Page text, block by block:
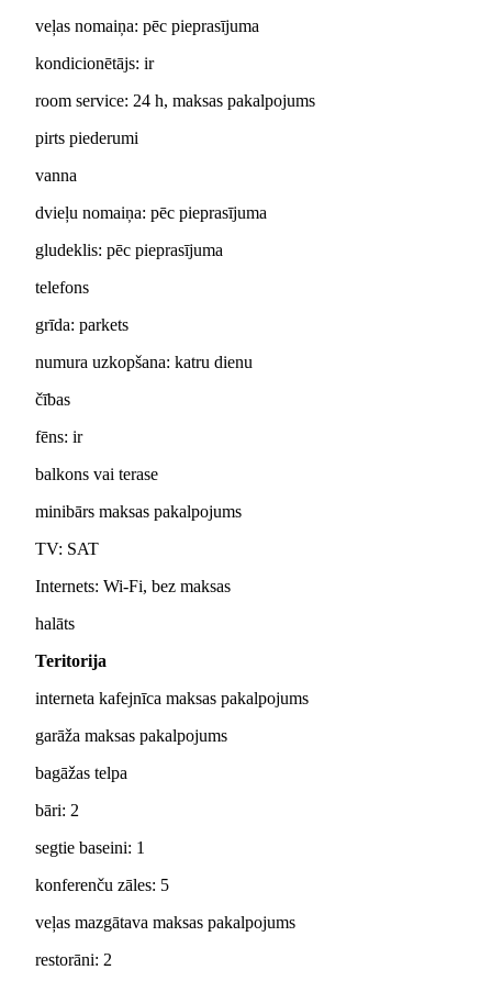
veļas nomaiņa: pēc pieprasījuma
kondicionētājs: ir
room service: 24 h, maksas pakalpojums
pirts piederumi
vanna
dvieļu nomaiņa: pēc pieprasījuma
gludeklis: pēc pieprasījuma
telefons
grīda: parkets
numura uzkopšana: katru dienu
čības
fēns: ir
balkons vai terase
minibārs maksas pakalpojums
TV: SAT
Internets: Wi-Fi, bez maksas
halāts
Teritorija
interneta kafejnīca maksas pakalpojums
garāža maksas pakalpojums
bagāžas telpa
bāri: 2
segtie baseini: 1
konferenču zāles: 5
veļas mazgātava maksas pakalpojums
restorāni: 2